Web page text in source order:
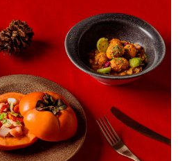
款等相關疑問，請聯繫「AFTEE先享後付
support/home
提供之「AFTEE先享後付」服務完成之交
個人資料，並將交易相關給付款項請求債
覽以下網址：
定代理人或監護人之同意方可使用
申辦者引起之損失，本公司不負相關責